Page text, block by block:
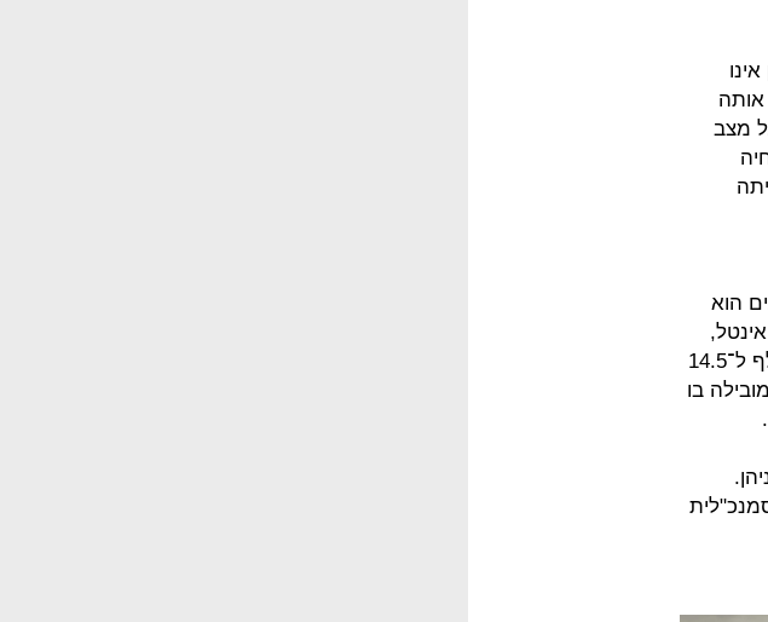
מצב
הוא
שנמצאת בתנופת השקעות בישראל, תגדיל את מספר עובדיה פה מ־12 אלף ל־14.5
בו
וייס, שב־2017 מונתה לסמנכ"לית